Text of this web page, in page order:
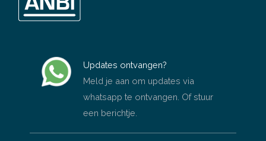
Updates ontvangen?
Meld je aan om updates via
whatsapp te ontvangen. Of stuur
een berichtje.